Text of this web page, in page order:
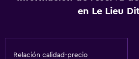
en Le Lieu
Relación calidad-precio